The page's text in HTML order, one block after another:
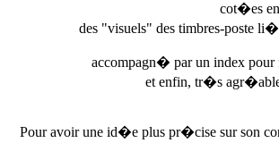
cot�es
des "visuels" des timbres-poste
accompagn� par un index pour
et enfin, tr�s
Pour avoir une id�e plus pr�cise sur son